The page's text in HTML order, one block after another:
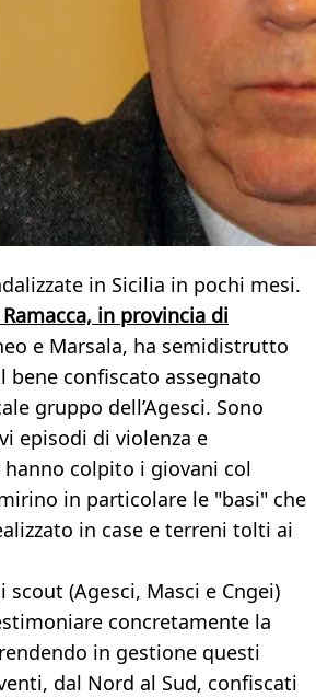
in Sicilia in pochi mesi.
in provincia di
e Marsala, ha semidistrutto
bene confiscato assegnato
gruppo dell’Agesci. Sono
episodi di violenza e
colpito i giovani col
in particolare le "basi" che
in case e terreni tolti ai
(Agesci, Masci e Cngei)
concretamente la
in gestione questi
dal Nord al Sud, confiscati